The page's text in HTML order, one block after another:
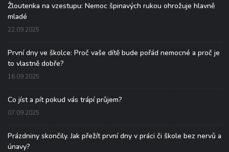
Žloutenka na vzestupu: Nemoc špinavých rukou ohrožuje hlavně
mladé
22.09.2025
První dny ve školce: Proč vaše dítě bude pořád nemocné a proč je
to vlastně dobře?
16.09.2025
Co jíst a pít pokud vás trápí průjem?
07.09.2025
Prázdniny skončily. Jak přežít první dny v práci či škole bez nervů a
únavy?